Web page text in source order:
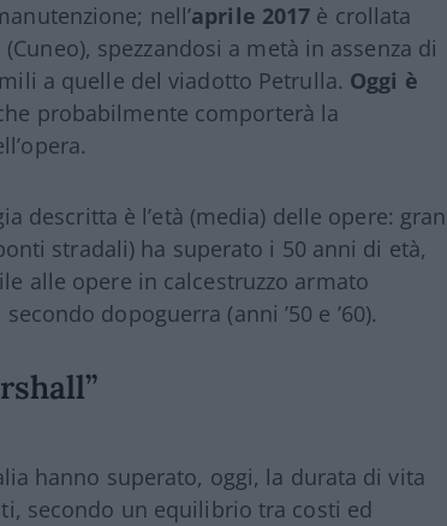
nell’aprile 2017 è crollata
spezzandosi a metà in assenza di
a quelle del viadotto Petrulla. Oggi è
probabilmente comporterà la
descritta è l’età (media) delle opere: gran
stradali) ha superato i 50 anni di età,
alle opere in calcestruzzo armato
dopoguerra (anni ’50 e ’60).
hanno superato, oggi, la durata di vita
secondo un equilibrio tra costi ed